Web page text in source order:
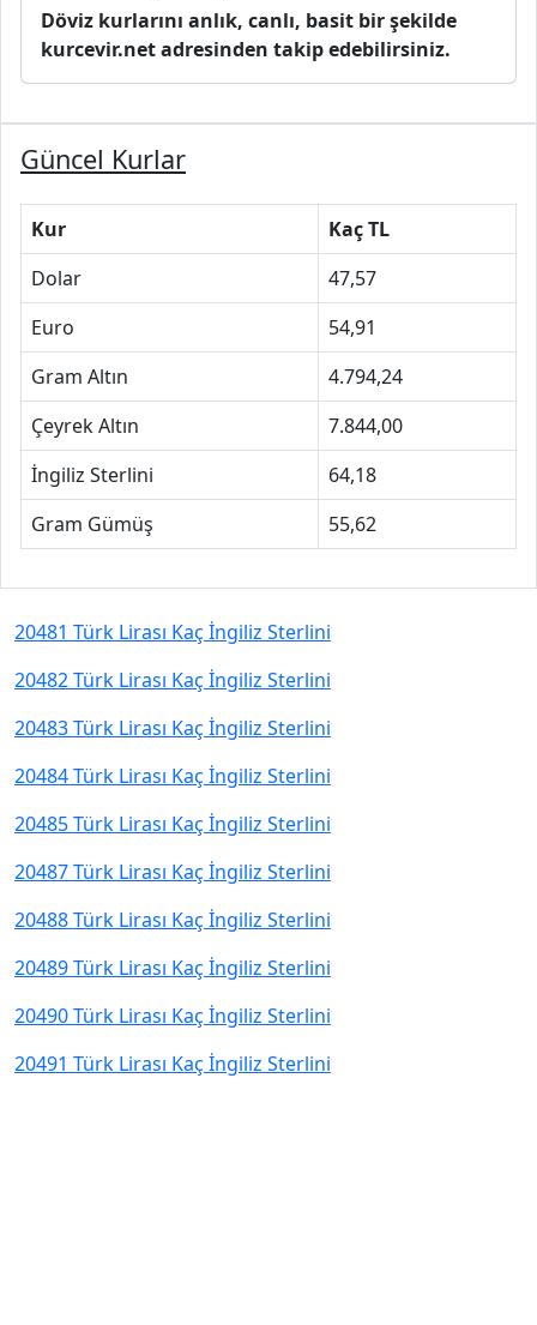
Döviz kurlarını anlık, canlı, basit bir şekilde
kurcevir.net adresinden takip edebilirsiniz.
Güncel Kurlar
Kur
Kaç TL
Dolar
47,57
Euro
54,91
Gram Altın
4.794,24
Çeyrek Altın
7.844,00
İngiliz Sterlini
64,18
Gram Gümüş
55,62
20481 Türk Lirası Kaç İngiliz Sterlini
20482 Türk Lirası Kaç İngiliz Sterlini
20483 Türk Lirası Kaç İngiliz Sterlini
20484 Türk Lirası Kaç İngiliz Sterlini
20485 Türk Lirası Kaç İngiliz Sterlini
20487 Türk Lirası Kaç İngiliz Sterlini
20488 Türk Lirası Kaç İngiliz Sterlini
20489 Türk Lirası Kaç İngiliz Sterlini
20490 Türk Lirası Kaç İngiliz Sterlini
20491 Türk Lirası Kaç İngiliz Sterlini